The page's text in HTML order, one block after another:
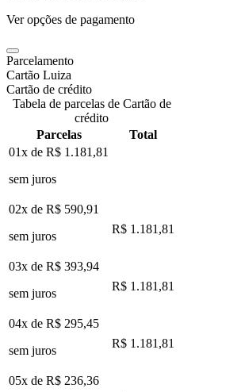
Ver opções de pagamento
Parcelamento
Cartão Luiza
Cartão de crédito
Tabela de parcelas de Cartão de
crédito
Parcelas
Total
01x de R$ 1.181,81
sem juros
02x de R$ 590,91
sem juros
R$ 1.181,81
03x de R$ 393,94
sem juros
R$ 1.181,81
04x de R$ 295,45
sem juros
R$ 1.181,81
05x de R$ 236,36